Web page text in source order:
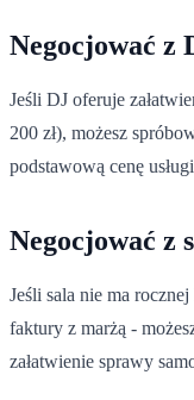
Negocjować z
Jeśli DJ oferuje
200 zł), możesz
podstawową cenę
Negocjować z
Jeśli sala nie ma
faktury z marżą -
załatwienie sprawy